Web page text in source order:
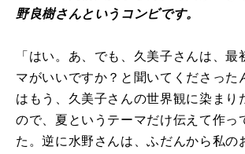
野良樹さんというコンビです。
「はい。あ、でも、久美子さんは、最
マがいいですか？と聞いてくださった
はもう、久美子さんの世界観に染まり
ので、夏というテーマだけ伝えて作っ
た。逆に水野さんは、ふだんから私の